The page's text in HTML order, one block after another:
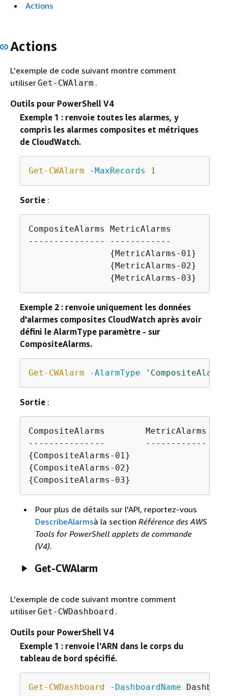
Actions
Actions
L'exemple de code suivant montre comment
utiliserGet-CWAlarm .
Outils pour PowerShell V4
Exemple 1 : renvoie toutes les alarmes, y
compris les alarmes composites et métriques
de CloudWatch.
Get-CWAlarm -MaxRecords 1
Sortie:
CompositeAlarms MetricAlarms
--------------- ------------
{MetricAlarms-01}
{MetricAlarms-02}
{MetricAlarms-03}
Exemple 2 : renvoie uniquement les données
d'alarmes composites CloudWatch après avoir
défini le AlarmType paramètre - sur
CompositeAlarms.
Get-CWAlarm -AlarmType
Sortie:
CompositeAlarms        MetricAlarms
{
{
{CompositeAlarms-03}
Pour plus de détails sur l'API, reportez-vous
DescribeAlarmsà la section Référence des AWS
Tools for PowerShell applets de commande
(V4).
Get-CWAlarm
L'exemple de code suivant montre comment
utiliserGet-CWDashboard .
Outils pour PowerShell V4
Exemple 1 : renvoie l’ARN dans le corps du
tableau de bord spécifié.
Get-CWDashboard -DashboardName